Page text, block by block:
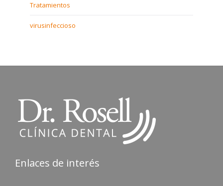
Tratamientos
virusinfeccioso
Enlaces de interés